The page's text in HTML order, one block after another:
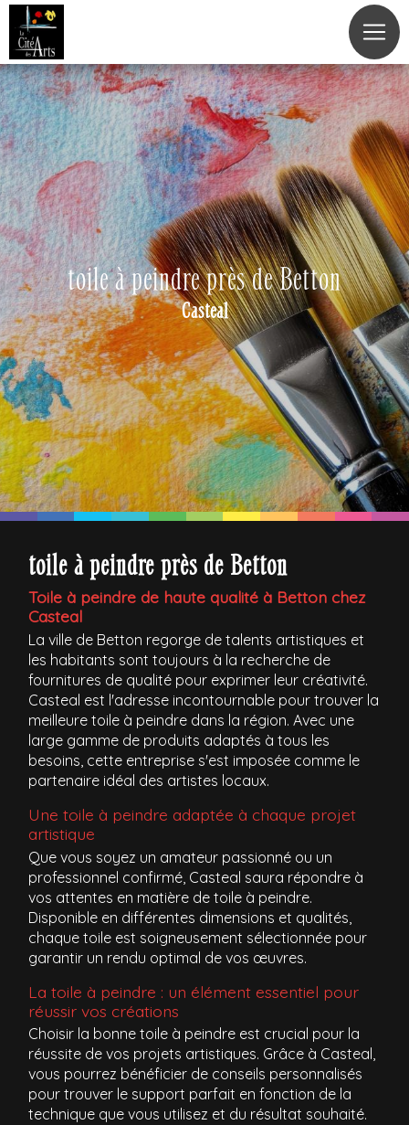
toile à peindre près de Betton
Casteal
toile à peindre près de Betton
Toile à peindre de haute qualité à Betton chez
Casteal
La ville de Betton regorge de talents artistiques et
les habitants sont toujours à la recherche de
fournitures de qualité pour exprimer leur créativité.
Casteal est l'adresse incontournable pour trouver la
meilleure toile à peindre dans la région. Avec une
large gamme de produits adaptés à tous les
besoins, cette entreprise s'est imposée comme le
partenaire idéal des artistes locaux.
Une toile à peindre adaptée à chaque projet
artistique
Que vous soyez un amateur passionné ou un
professionnel confirmé, Casteal saura répondre à
vos attentes en matière de toile à peindre.
Disponible en différentes dimensions et qualités,
chaque toile est soigneusement sélectionnée pour
garantir un rendu optimal de vos œuvres.
La toile à peindre : un élément essentiel pour
réussir vos créations
Choisir la bonne toile à peindre est crucial pour la
réussite de vos projets artistiques. Grâce à Casteal,
vous pourrez bénéficier de conseils personnalisés
pour trouver le support parfait en fonction de la
technique que vous utilisez et du résultat souhaité.
Panneau de gestion des cookies